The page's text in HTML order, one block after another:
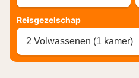
Reisgezelschap
2 Volwassenen (1 kamer)